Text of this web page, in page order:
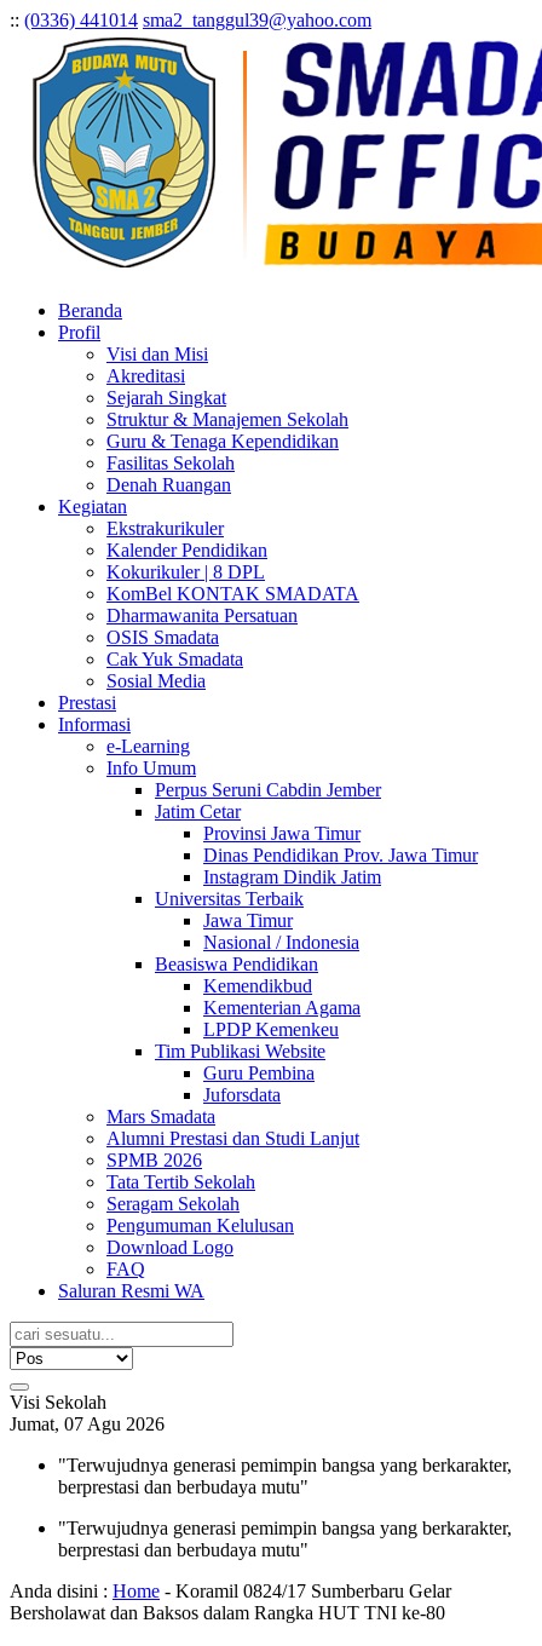
:: (0336) 441014 sma2_tanggul39@yahoo.com
Beranda
Profil
Visi dan Misi
Akreditasi
Sejarah Singkat
Struktur & Manajemen Sekolah
Guru & Tenaga Kependidikan
Fasilitas Sekolah
Denah Ruangan
Kegiatan
Ekstrakurikuler
Kalender Pendidikan
Kokurikuler | 8 DPL
KomBel KONTAK SMADATA
Dharmawanita Persatuan
OSIS Smadata
Cak Yuk Smadata
Sosial Media
Prestasi
Informasi
e-Learning
Info Umum
Perpus Seruni Cabdin Jember
Jatim Cetar
Provinsi Jawa Timur
Dinas Pendidikan Prov. Jawa Timur
Instagram Dindik Jatim
Universitas Terbaik
Jawa Timur
Nasional / Indonesia
Beasiswa Pendidikan
Kemendikbud
Kementerian Agama
LPDP Kemenkeu
Tim Publikasi Website
Guru Pembina
Juforsdata
Mars Smadata
Alumni Prestasi dan Studi Lanjut
SPMB 2026
Tata Tertib Sekolah
Seragam Sekolah
Pengumuman Kelulusan
Download Logo
FAQ
Saluran Resmi WA
Visi Sekolah
Jumat, 07 Agu 2026
"Terwujudnya generasi pemimpin bangsa yang berkarakter,
berprestasi dan berbudaya mutu"
"Terwujudnya generasi pemimpin bangsa yang berkarakter,
berprestasi dan berbudaya mutu"
Anda disini : Home - Koramil 0824/17 Sumberbaru Gelar
Bersholawat dan Baksos dalam Rangka HUT TNI ke-80